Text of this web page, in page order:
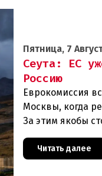
Пятница, 7
Сеута: ЕС
Россию
Еврокомиссия
Москвы, когда
За этим якобы
Читать далее